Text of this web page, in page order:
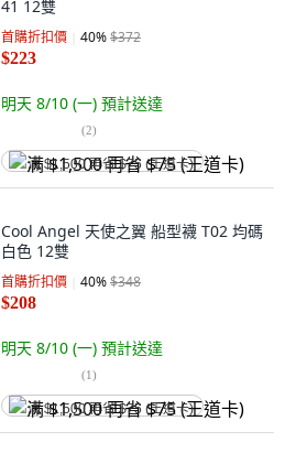
41 12雙
首購折扣價 40%$372
$223
明天 8/10 (一) 預計送達
(2)
满 $1,500 再省 $75 (王道卡)
Cool Angel 天使之翼 船型襪 T02 均碼
白色 12雙
首購折扣價 40%$348
$208
明天 8/10 (一) 預計送達
(1)
满 $1,500 再省 $75 (王道卡)